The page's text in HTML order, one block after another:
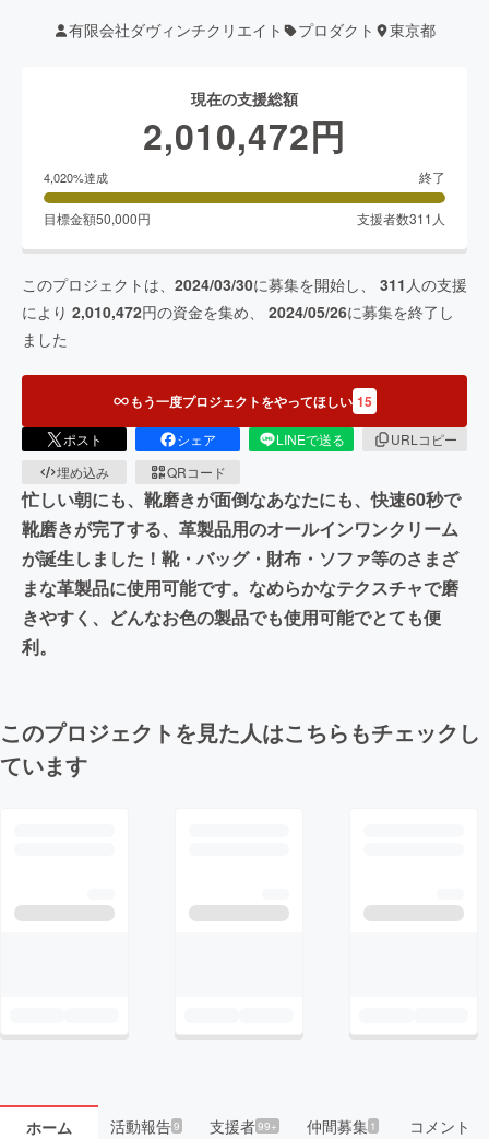
有限会社ダヴィンチクリエイト プロダクト 東京都
現在の支援総額
2,010,472円
4,020%達成 終了
目標金額50,000円 支援者数311 人
このプロジェクトは、 2024/03/30に募集を開始し、 311 人の支援
により 2,010,472円の資金を集め、 2024/05/26に募集を終了し
ました
もう一度プロジェクトをやってほしい 15
ポスト シェア LINEで送る
URLコピー
埋め込み
QRコード
忙しい朝にも、靴磨きが面倒なあなたにも、快速60秒で
靴磨きが完了する、革製品用のオールインワンクリーム
が誕生しました！靴・バッグ・財布・ソファ等のさまざ
まな革製品に使用可能です。なめらかなテクスチャで磨
きやすく、どんなお色の製品でも使用可能でとても便
利。
このプロジェクトを見た人はこちらもチェックし
ています
ホーム 活動報告9 支援者99+ 仲間募集 1 コメント